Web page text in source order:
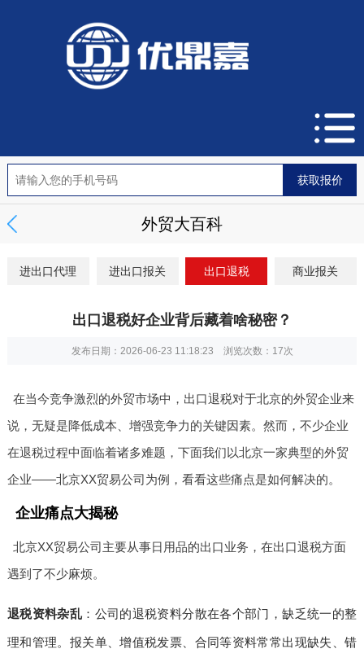
外贸大百科
进出口代理 进出口报关 出口退税 商业报关
出口退税好企业背后藏着啥秘密？
发布日期：2026-06-23 11:18:23 浏览次数： 17次
在当今竞争激烈的外贸市场中，出口退税对于北京的外贸企业来
说，无疑是降低成本、增强竞争力的关键因素。然而，不少企业
在退税过程中面临着诸多难题，下面我们以北京一家典型的外贸
企业——北京XX贸易公司为例，看看这些痛点是如何解决的。
企业痛点大揭秘
北京XX贸易公司主要从事日用品的出口业务，在出口退税方面
遇到了不少麻烦。
退税资料杂乱 ：公司的退税资料分散在各个部门，缺乏统一的整
理和管理。报关单、增值税发票、合同等资料常常出现缺失、错